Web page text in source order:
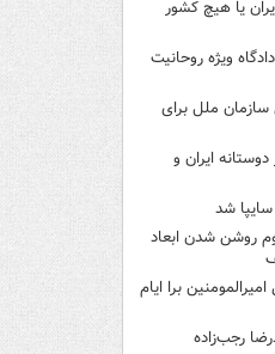
یا هیچ کشور
ویژه روحانیت
ملل برای
دوستانه ایران و
شد
روشن شدن ابعاد
برا ایام
رجب‌زاده